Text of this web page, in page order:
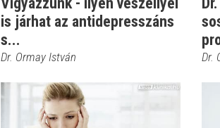
is járhat az antidepresszáns
s...
Dr. Ormay István Dr.